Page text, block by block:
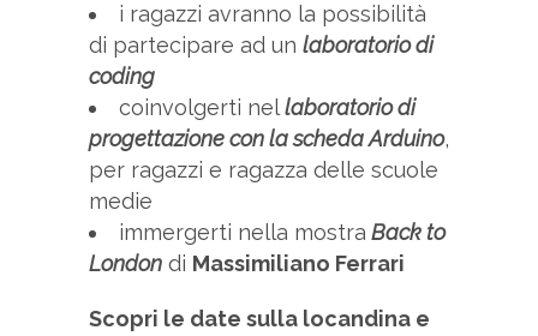
i ragazzi avranno la possibilità
di partecipare ad un laboratorio di
coding
coinvolgerti nellaboratorio di
progettazione con la scheda Arduino,
per ragazzi e ragazza delle scuole
medie
immergerti nella mostra Back to
London di Massimiliano Ferrari
Scopri le date sulla locandina e